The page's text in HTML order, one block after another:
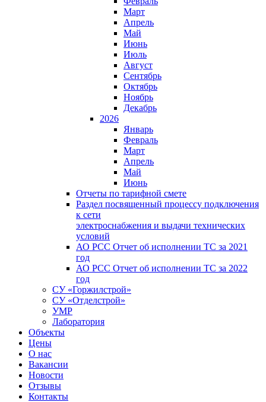
Март
Апрель
Май
Июнь
Июль
Август
Сентябрь
Октябрь
Ноябрь
Декабрь
2026
Январь
Февраль
Март
Апрель
Май
Июнь
Отчеты по тарифной смете
Раздел посвященный процессу подключения
к сети
электроснабжения и выдачи технических
условий
АО РСС Отчет об исполнении ТС за 2021
год
АО РСС Отчет об исполнении ТС за 2022
год
СУ «Горжилстрой»
СУ «Отделстрой»
УМР
Лаборатория
Объекты
Цены
О нас
Вакансии
Новости
Отзывы
Контакты